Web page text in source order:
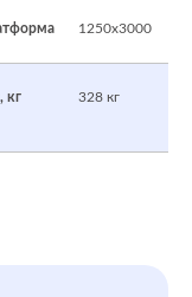
1250x3000
кг 328 кг